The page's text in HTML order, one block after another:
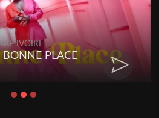
IVOIRE
PLACE